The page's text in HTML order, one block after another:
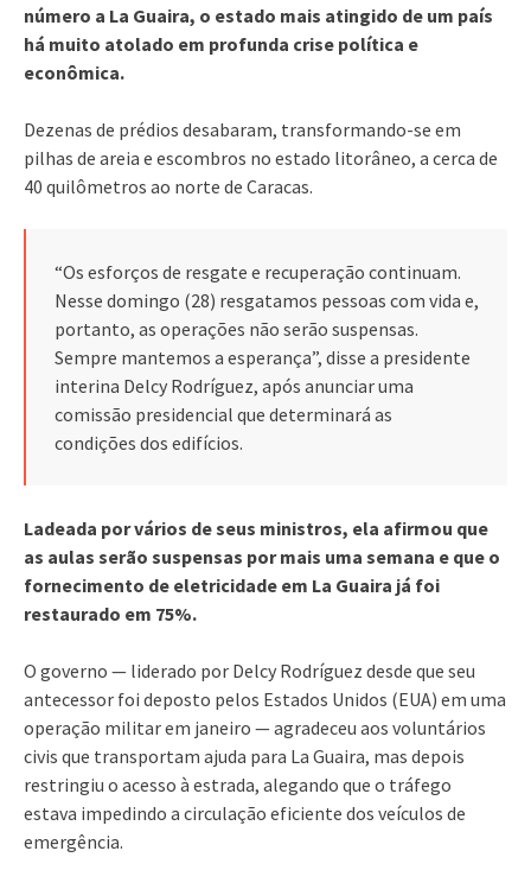
número a La Guaira, o estado mais atingido de um país
há muito atolado em profunda crise política e
econômica.
Dezenas de prédios desabaram, transformando-se em
pilhas de areia e escombros no estado litorâneo, a cerca de
40 quilômetros ao norte de Caracas.
“Os esforços de resgate e recuperação continuam.
Nesse domingo (28) resgatamos pessoas com vida e,
portanto, as operações não serão suspensas.
Sempre mantemos a esperança”, disse a presidente
interina Delcy Rodríguez, após anunciar uma
comissão presidencial que determinará as
condições dos edifícios.
Ladeada por vários de seus ministros, ela afirmou que
as aulas serão suspensas por mais uma semana e que o
fornecimento de eletricidade em La Guaira já foi
restaurado em 75%.
O governo — liderado por Delcy Rodríguez desde que seu
antecessor foi deposto pelos Estados Unidos (EUA) em uma
operação militar em janeiro — agradeceu aos voluntários
civis que transportam ajuda para La Guaira, mas depois
restringiu o acesso à estrada, alegando que o tráfego
estava impedindo a circulação eficiente dos veículos de
emergência.